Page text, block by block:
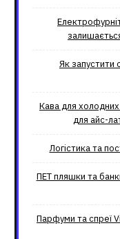
Як запустити
Кава для
для айс-
Логістика та
ПЕТ пляшки та
Парфуми та спреї